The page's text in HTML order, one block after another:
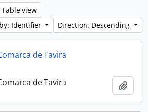
Table view
Identifier
Direction: Descending
de Tavira
de Tavira